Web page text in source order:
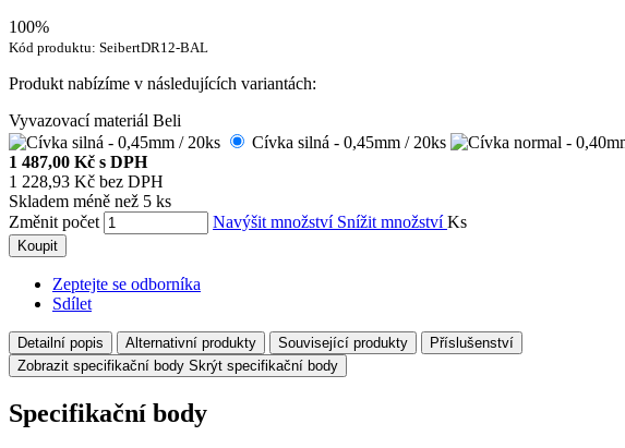
100%
Kód produktu: SeibertDR12-BAL
Produkt nabízíme v následujících variantách:
Vyvazovací materiál Beli
Cívka silná - 0,45mm / 20ks
1 487,00 Kč s DPH
1 228,93 Kč bez DPH
Skladem méně než 5 ks
Změnit počet
Navýšit množství Snížit množstvíKs
Koupit
Zeptejte se odborníka
Sdílet
Detailní popis Alternativní produkty Související produkty
Příslušenství
Zobrazit specifikační body Skrýt specifikační body
Specifikační body